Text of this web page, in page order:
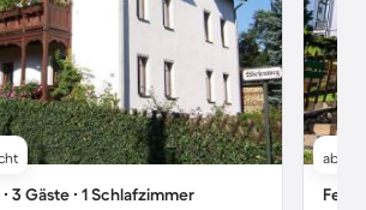
3 Gäste ∙ 1 Schlafzimmer
ab